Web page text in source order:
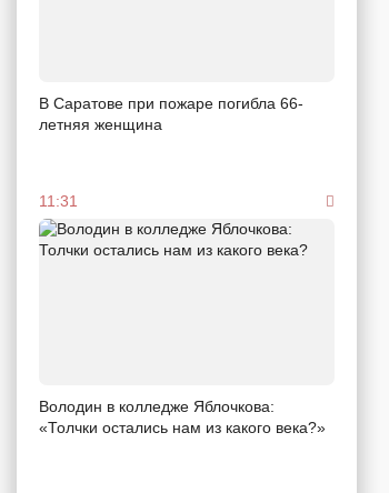
В Саратове при пожаре погибла 66-
летняя женщина
11:31
Володин в колледже Яблочкова:
«Толчки остались нам из какого века?»